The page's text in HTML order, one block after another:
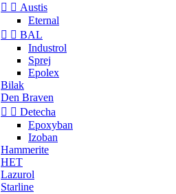
  Austis
Eternal
  BAL
Industrol
Sprej
Epolex
Bilak
Den Braven
  Detecha
Epoxyban
Izoban
Hammerite
HET
Lazurol
Starline